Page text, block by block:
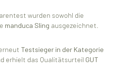
wurden sowohl die
manduca Sling ausgezeichnet.
Testsieger in der Kategorie
erhielt das Qualitätsurteil GUT